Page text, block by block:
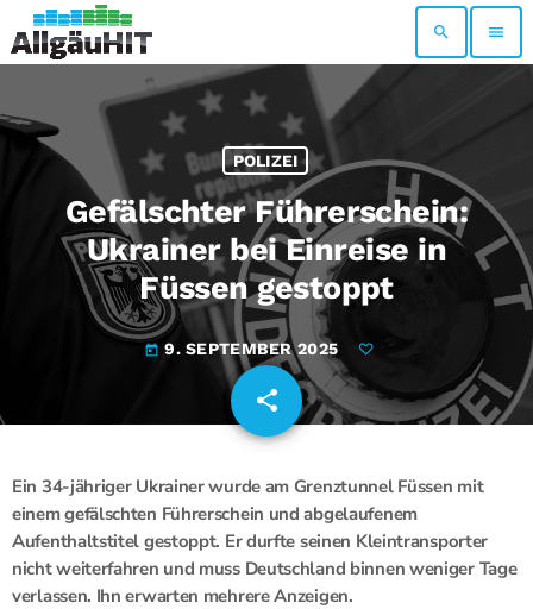
search menu
POLIZEI
Gefälschter Führerschein:
Ukrainer bei Einreise in
Füssen gestoppt
today 9. SEPTEMBER 2025
share
email
Ein 34-jähriger Ukrainer wurde am Grenztunnel Füssen mit
einem gefälschten Führerschein und abgelaufenem
Aufenthaltstitel gestoppt. Er durfte seinen Kleintransporter
nicht weiterfahren und muss Deutschland binnen weniger Tage
verlassen. Ihn erwarten mehrere Anzeigen.